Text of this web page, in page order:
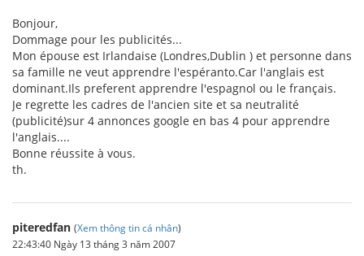
Bonjour,
Dommage pour les publicités...
Mon épouse est Irlandaise (Londres,Dublin ) et personne dans
sa famille ne veut apprendre l'espéranto.Car l'anglais est
dominant.Ils preferent apprendre l'espagnol ou le français.
Je regrette les cadres de l'ancien site et sa neutralité
(publicité)sur 4 annonces google en bas 4 pour apprendre
l'anglais....
Bonne réussite à vous.
th.
piteredfan (Xem thông tin cá nhân)
22:43:40 Ngày 13 tháng 3 năm 2007